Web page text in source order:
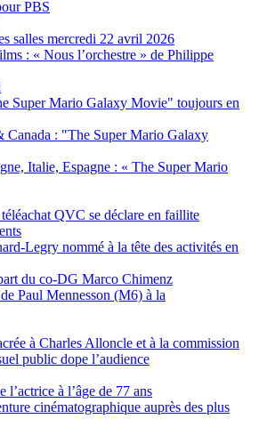
PBS
salles mercredi 22 avril 2026
: « Nous l’orchestre » de Philippe
Super Mario Galaxy Movie" toujours en
Canada : "The Super Mario Galaxy
Italie, Espagne : « The Super Mario
QVC se déclare en faillite
Legry nommé à la tête des activités en
du co-DG Marco Chimenz
Paul Mennesson (M6) à la
à Charles Alloncle et à la commission
public dope l’audience
l’actrice à l’âge de 77 ans
cinématographique auprès des plus